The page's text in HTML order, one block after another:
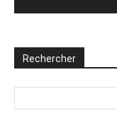
Rechercher